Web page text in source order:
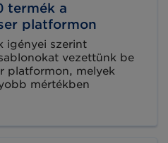
hibás
termék a
platformon
igényei szerint
vezettünk be
platformon, melyek
mértékben
a vevői